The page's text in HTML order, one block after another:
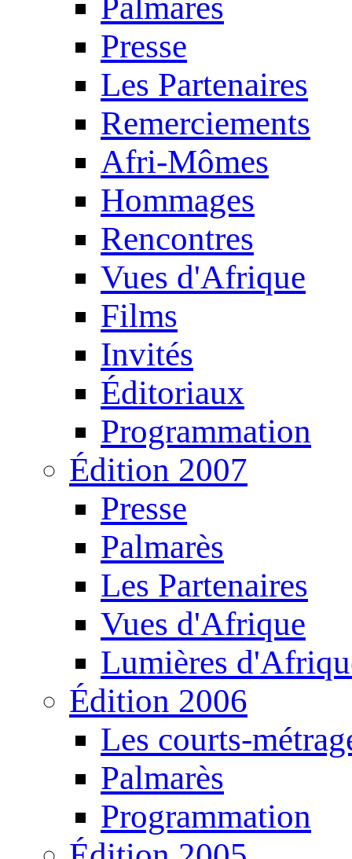
Palmarès
Presse
Les Partenaires
Remerciements
Afri-Mômes
Hommages
Rencontres
Vues d'Afrique
Films
Invités
Éditoriaux
Programmation
Édition 2007
Presse
Palmarès
Les Partenaires
Vues d'Afrique
Lumières
Édition 2006
Les courts-
Palmarès
Programmation